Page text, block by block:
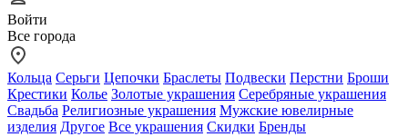
Войти
Все города
Кольца Серьги Цепочки Браслеты Подвески Перстни Броши
Крестики Колье Золотые украшения Серебряные украшения
Свадьба Религиозные украшения Мужские ювелирные
изделия Другое Все украшения Скидки Бренды